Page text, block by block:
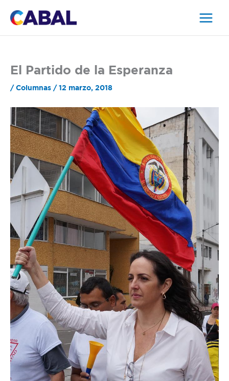
El Partido de la Esperanza
/ Columnas / 12 marzo, 2018